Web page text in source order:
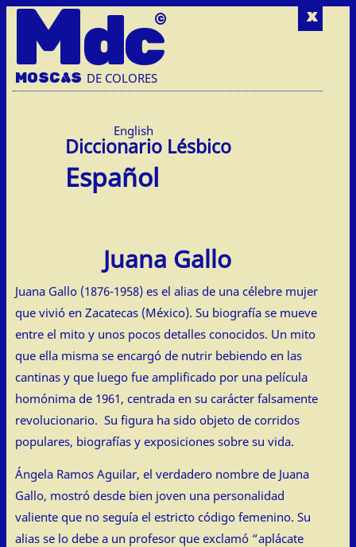
x
Mdc
MOSCAS DE COLORES
English
Español
Juana Gallo
Juana Gallo (1876-1958) es el alias de una célebre mujer
que vivió en Zacatecas (México). Su biografía se mueve
entre el mito y unos pocos detalles conocidos. Un mito
que ella misma se encargó de nutrir bebiendo en las
cantinas y que luego fue amplificado por una película
homónima de 1961, centrada en su carácter falsamente
revolucionario. Su figura ha sido objeto de corridos
populares, biografías y exposiciones sobre su vida.
Ángela Ramos Aguilar, el verdadero nombre de Juana
Gallo, mostró desde bien joven una personalidad
valiente que no seguía el estricto código femenino. Su
alias se lo debe a un profesor que exclamó “aplácate